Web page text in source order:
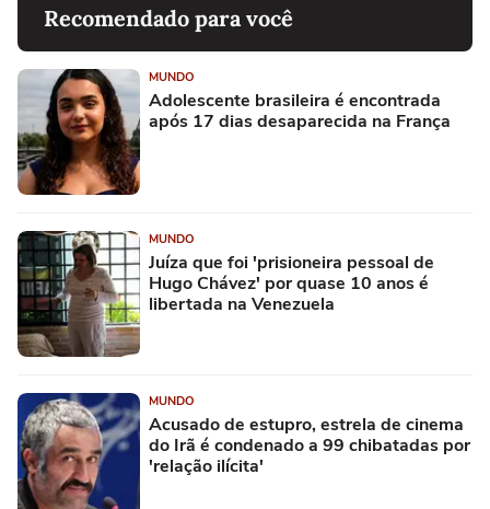
Recomendado para você
MUNDO
Adolescente brasileira é encontrada
após 17 dias desaparecida na França
MUNDO
Juíza que foi 'prisioneira pessoal de
Hugo Chávez' por quase 10 anos é
libertada na Venezuela
MUNDO
Acusado de estupro, estrela de cinema
do Irã é condenado a 99 chibatadas por
'relação ilícita'